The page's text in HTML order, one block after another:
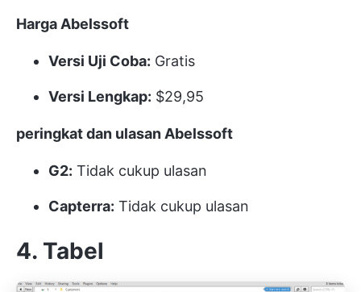
Harga Abelssoft
Versi Uji Coba: Gratis
Versi Lengkap: $29,95
peringkat dan ulasan Abelssoft
G2: Tidak cukup ulasan
Capterra: Tidak cukup ulasan
4. Tabel